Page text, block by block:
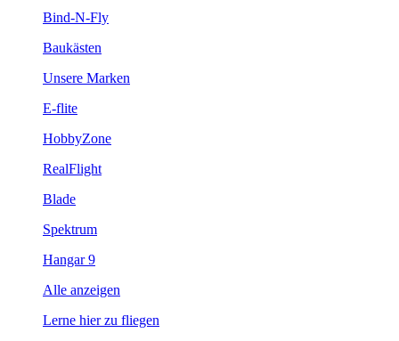
Bind-N-Fly
Baukästen
Unsere Marken
E-flite
HobbyZone
RealFlight
Blade
Spektrum
Hangar 9
Alle anzeigen
Lerne hier zu fliegen